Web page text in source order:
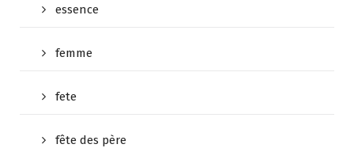
essence
femme
fete
fête des père